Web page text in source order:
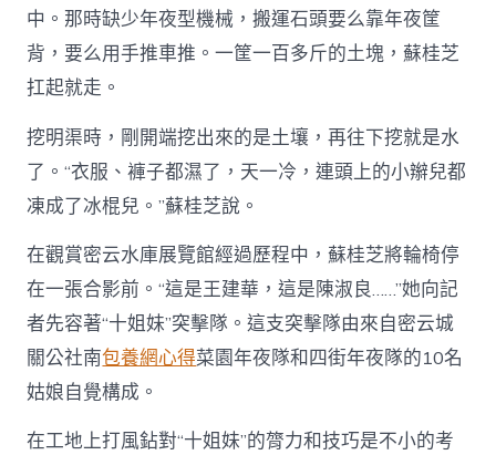
中。那時缺少年夜型機械，搬運石頭要么靠年夜筐
背，要么用手推車推。一筐一百多斤的土塊，蘇桂芝
扛起就走。
挖明渠時，剛開端挖出來的是土壤，再往下挖就是水
了。“衣服、褲子都濕了，天一冷，連頭上的小辮兒都
凍成了冰棍兒。”蘇桂芝說。
在觀賞密云水庫展覽館經過歷程中，蘇桂芝將輪椅停
在一張合影前。“這是王建華，這是陳淑良……”她向記
者先容著“十姐妹”突擊隊。這支突擊隊由來自密云城
關公社南包養網心得菜園年夜隊和四街年夜隊的10名
姑娘自覺構成。
在工地上打風鉆對“十姐妹”的膂力和技巧是不小的考